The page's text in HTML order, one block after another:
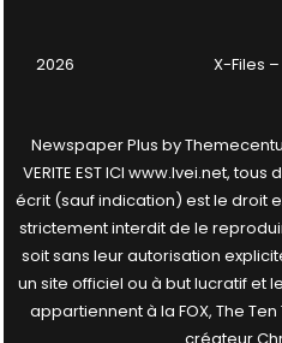
2026 X-Files –
Newspaper Plus by
VERITE EST ICI www.lvei.net,
écrit (sauf indication) est le droit
strictement interdit de le
soit sans leur autorisation
un site officiel ou à but lucratif et
appartiennent à la FOX, The